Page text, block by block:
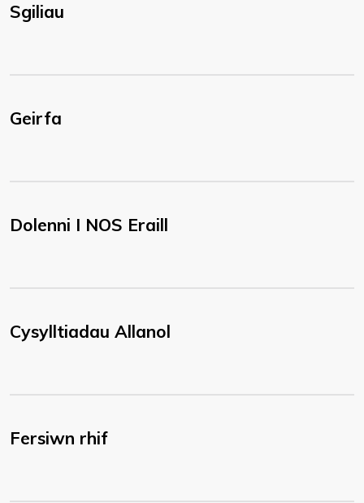
Sgiliau
Geirfa
Dolenni I NOS Eraill
Cysylltiadau Allanol
Fersiwn rhif